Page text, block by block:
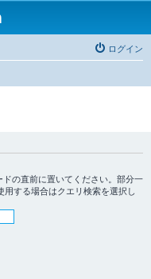
ログイン
ドの直前に置いてください。部分一
する場合はクエリ検索を選択し